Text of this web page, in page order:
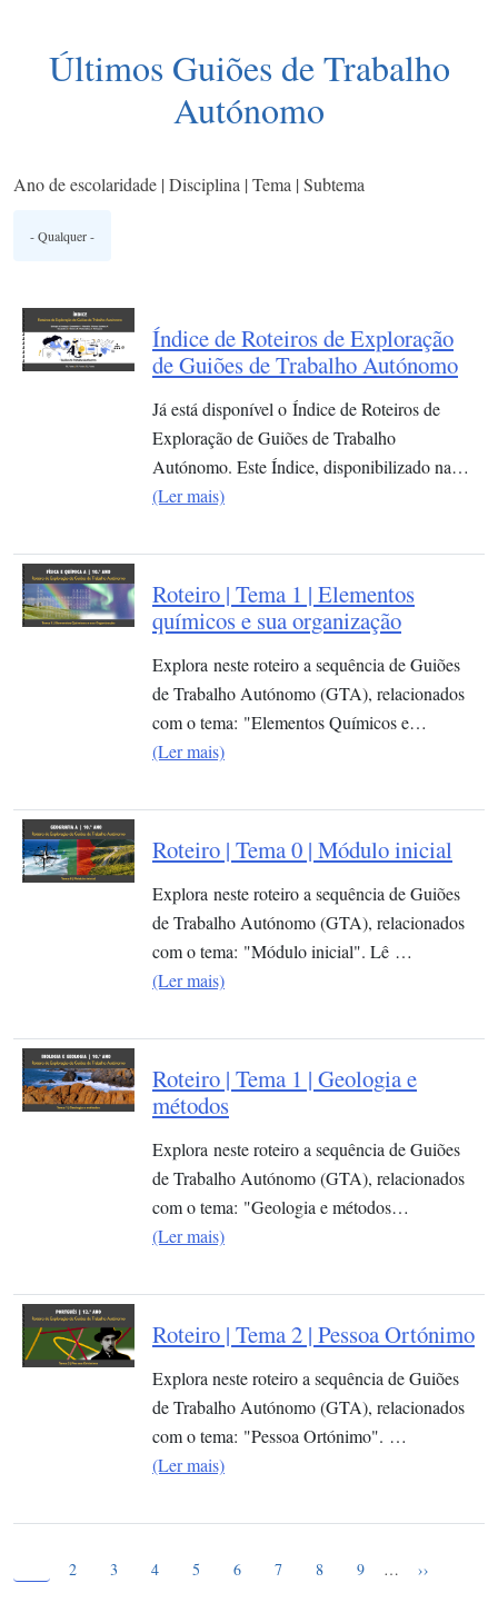
Últimos Guiões de Trabalho
Autónomo
Ano de escolaridade | Disciplina | Tema | Subtema
Índice de Roteiros de Exploração
de Guiões de Trabalho Autónomo
Já está disponível o Índice de Roteiros de
Exploração de Guiões de Trabalho
Autónomo. Este Índice, disponibilizado na…
(Ler mais)
Roteiro | Tema 1 | Elementos
químicos e sua organização​
Explora neste roteiro a sequência de Guiões
de Trabalho Autónomo (GTA), relacionados
com o tema: "Elementos Químicos e…
(Ler mais)
Roteiro | Tema 0 | Módulo inicial
Explora neste roteiro a sequência de Guiões
de Trabalho Autónomo (GTA), relacionados
com o tema: "Módulo inicial". Lê …
(Ler mais)
Roteiro | Tema 1 | Geologia e
métodos
Explora neste roteiro a sequência de Guiões
de Trabalho Autónomo (GTA), relacionados
com o tema: "Geologia e métodos…
(Ler mais)
Roteiro | Tema 2 | Pessoa Ortónimo
Explora neste roteiro a sequência de Guiões
de Trabalho Autónomo (GTA), relacionados
com o tema: "Pessoa Ortónimo". …
(Ler mais)
Page
2 Page
3 Page
4 Page
5 Page
6 Page
7 Page
8 Page
9 … Próxima
››